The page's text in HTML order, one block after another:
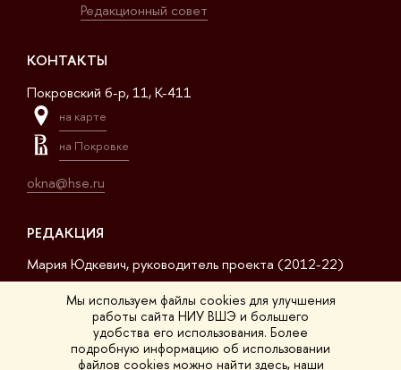
Мы используем файлы cookies для улучшения
работы сайта НИУ ВШЭ и большего
удобства его использования. Более
подробную информацию об использовании
файлов cookies можно найти здесь, наши
Редакционный совет
КОНТАКТЫ
Покровский б-р, 11, K-411
на карте
на Покровке
okna@hse.ru
РЕДАКЦИЯ
Мария Юдкевич, руководитель проекта (2012-22)
Дмитрий Дагаев, руководитель проекта (2022-23)
Сергей Матвеев, шеф-редактор (2017-23)
Арсений Кустов, редактор сайта